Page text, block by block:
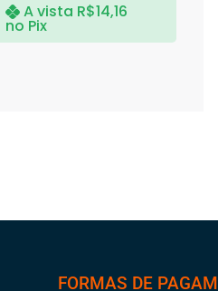
A vista R$14,16
no Pix
FORMAS DE